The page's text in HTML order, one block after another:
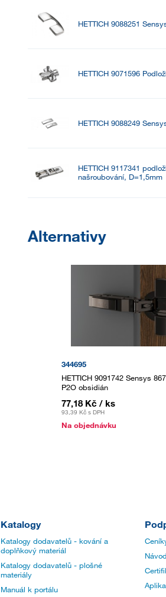
HETTICH 9088251
HETTICH 9071596
HETTICH 9088249
HETTICH 9117341
našroubování, D=1,5mm
Alternativy
344695
HETTICH 9091742 Sensys
P2O obsidián
77,18 Kč / ks
93,39 Kč s DPH
Na objednávku
Katalogy
Katalogy dodavatelů - kování a
doplňkový materiál
Katalogy dodavatelů - plošné
materiály
Manuál k portálu